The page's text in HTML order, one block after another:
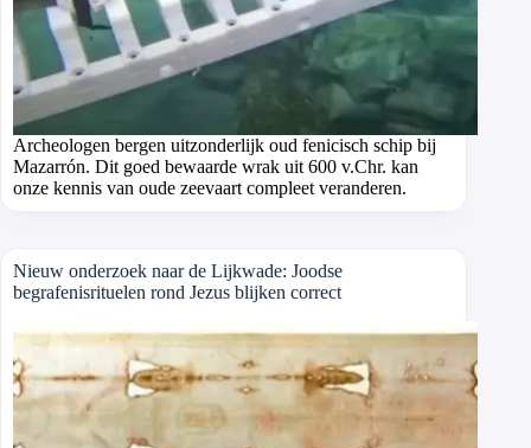
Archeologen bergen uitzonderlijk oud fenicisch schip bij
Mazarrón. Dit goed bewaarde wrak uit 600 v.Chr. kan
onze kennis van oude zeevaart compleet veranderen.
Nieuw onderzoek naar de Lijkwade: Joodse
begrafenisrituelen rond Jezus blijken correct